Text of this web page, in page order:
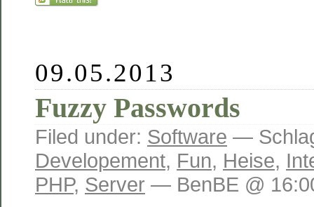
09.05.2013
Fuzzy Passwords
Filed under: Software —
Developement, Fun, Heise,
PHP, Server — BenBE @